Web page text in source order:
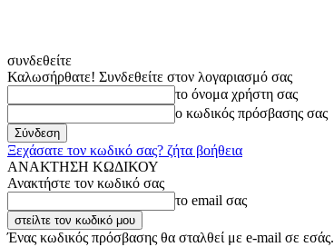
συνδεθείτε
Καλωσήρθατε! Συνδεθείτε στον λογαριασμό σας
το όνομα χρήστη σας
ο κωδικός πρόσβασης σας
Ξεχάσατε τον κωδικό σας? ζήτα βοήθεια
ΑΝΑΚΤΗΣΗ ΚΩΔΙΚΟΥ
Ανακτήστε τον κωδικό σας
το email σας
Ένας κωδικός πρόσβασης θα σταλθεί με e-mail σε εσάς.